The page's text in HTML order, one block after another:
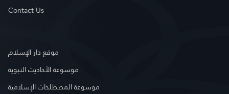
Contact Us
موقع دار الإسلام
موسوعة الأحاديث النبوية
موسوعة المصطلحات الإسلامية